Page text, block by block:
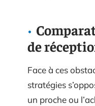
de
Face à ces
stratégies
un proche ou